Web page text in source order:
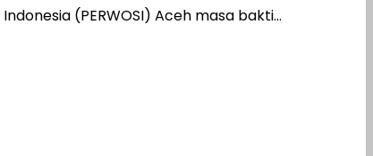
(PERWOSI) Aceh masa bakti...